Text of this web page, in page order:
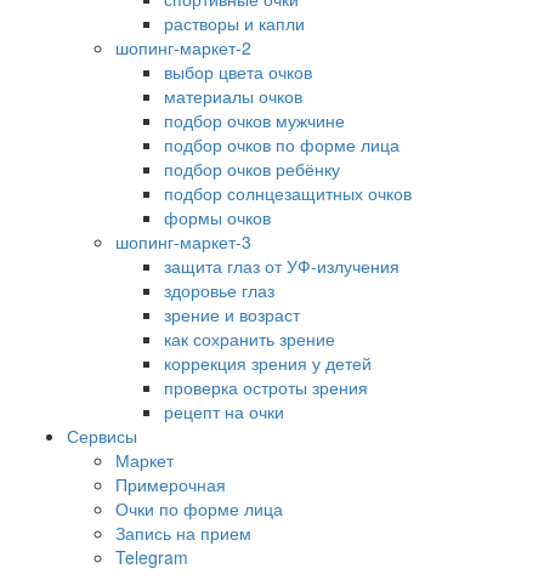
растворы и капли
шопинг-маркет-2
выбор цвета очков
материалы очков
подбор очков мужчине
подбор очков по форме лица
подбор очков ребёнку
подбор солнцезащитных очков
формы очков
шопинг-маркет-3
защита глаз от УФ-излучения
здоровье глаз
зрение и возраст
как сохранить зрение
коррекция зрения у детей
проверка остроты зрения
рецепт на очки
Сервисы
Маркет
Примерочная
Очки по форме лица
Запись на прием
Telegram